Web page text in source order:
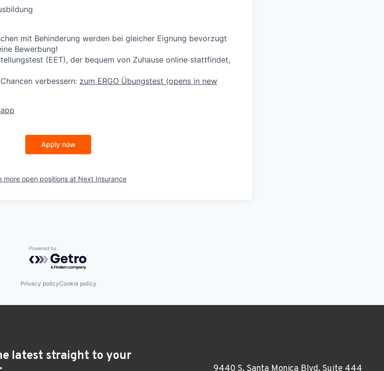
mit Behinderung werden bei gleicher Eignung bevorzugt
Bewerbung!
(EET), der bequem von Zuhause online stattfindet,
verbessern: zum ERGO Übungstest (opens in new
Apply now
more open positions at Next Insurance
Powered by Getro.com
Privacy policyCookie policy
latest straight to your